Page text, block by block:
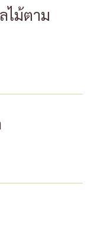
ไม้ตาม